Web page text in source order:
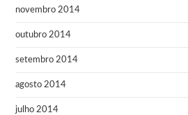
novembro 2014
outubro 2014
setembro 2014
agosto 2014
julho 2014